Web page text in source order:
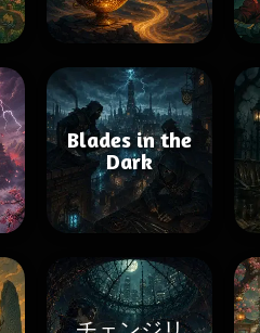
Blades in the
Dark